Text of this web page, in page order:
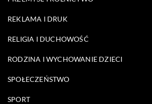
REKLAMA I DRUK
RELIGIA I DUCHOWOŚĆ
RODZINA I WYCHOWANIE DZIECI
SPOŁECZEŃSTWO
SPORT